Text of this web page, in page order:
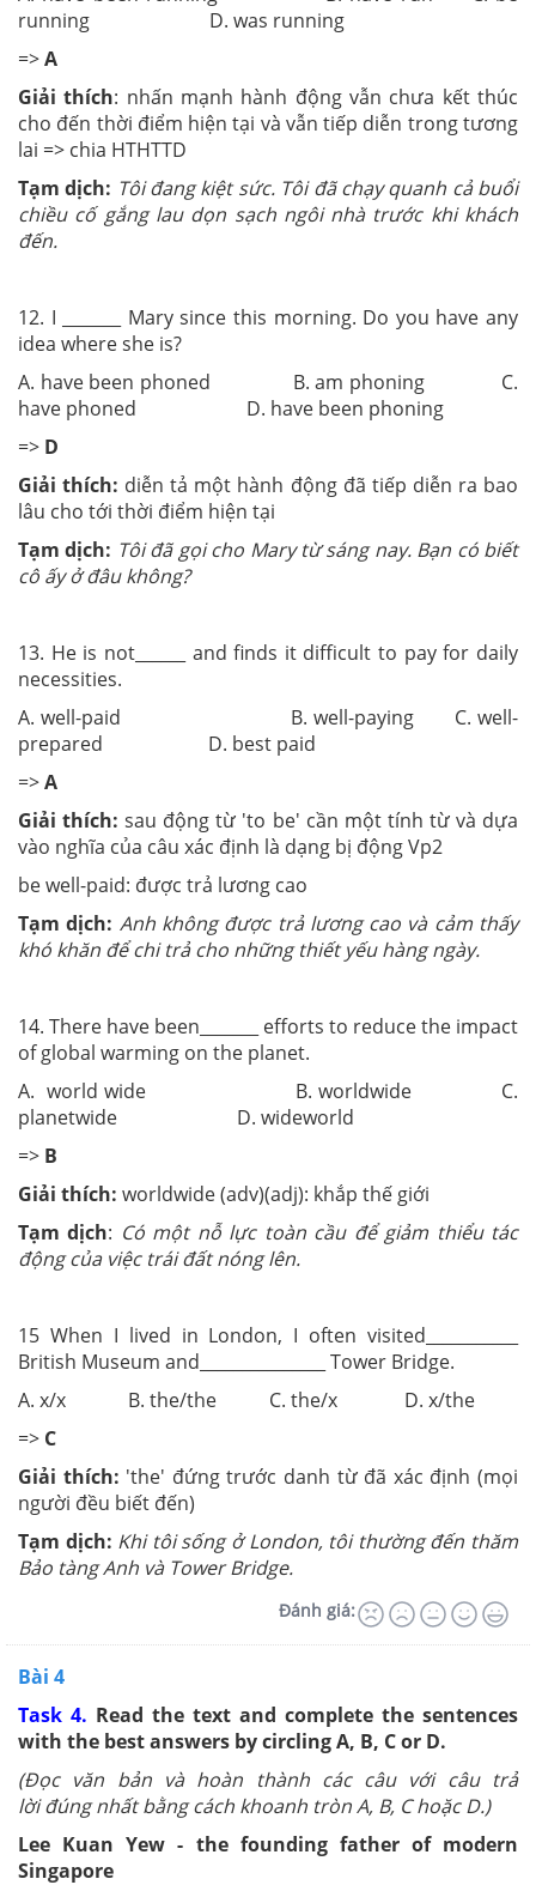
running D. was running
=>A
Giải thích: nhấn mạnh hành động vẫn chưa kết thúc
cho đến thời điểm hiện tại và vẫn tiếp diễn trong tương
lai => chia HTHTTD
Tạm dịch: Tôi đang kiệt sức. Tôi đã chạy quanh cả buổi
chiều cố gắng lau dọn sạch ngôi nhà trước khi khách
đến.
12. I _______ Mary since this morning. Do you have any
idea where she is?
A. have been phoned B. am phoning C.
have phoned D. have been phoning
=> D
Giải thích: diễn tả một hành động đã tiếp diễn ra bao
lâu cho tới thời điểm hiện tại
Tạm dịch: Tôi đã gọi cho Mary từ sáng nay. Bạn có biết
cô ấy ở đâu không?
13. He is not______ and finds it difficult to pay for daily
necessities.
A. well-paid B. well-paying C. well-
prepared D. best paid
=>A
Giải thích: sau động từ 'to be' cần một tính từ và dựa
vào nghĩa của câu xác định là dạng bị động Vp2
be well-paid: được trả lương cao
Tạm dịch: Anh không được trả lương cao và cảm thấy
khó khăn để chi trả cho những thiết yếu hàng ngày.
14. There have been_______ efforts to reduce the impact
of global warming on the planet.
A. world wide B. worldwide C.
planetwide D. wideworld
=> B
Giải thích: worldwide (adv)(adj): khắp thế giới
Tạm dịch: Có một nỗ lực toàn cầu để giảm thiểu tác
động của việc trái đất nóng lên.
15 When I lived in London, I often visited___________
British Museum and_______________ Tower Bridge.
A. x/x B. the/the C. the/x D. x/the
=> C
Giải thích: 'the' đứng trước danh từ đã xác định (mọi
người đều biết đến)
Tạm dịch: Khi tôi sống ở London, tôi thường đến thăm
Bảo tàng Anh và Tower Bridge.
Đánh giá:
Bài 4
Task 4. Read the text and complete the sentences
with the best answers by circling A, B, C or D.
(Đọc văn bản và hoàn thành các câu với câu trả
lờiđúng nhấtbằng cách khoanh tròn A, B, C hoặc D.)
Lee Kuan Yew - the founding father of modern
Singapore